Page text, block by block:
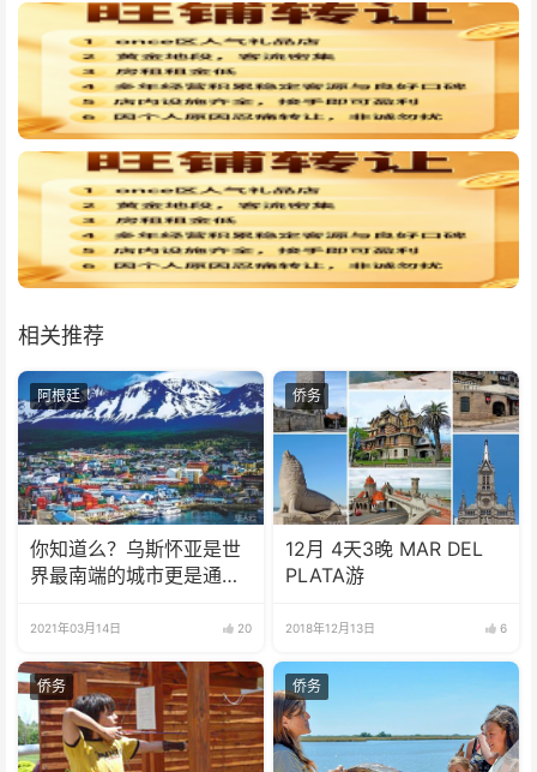
相关推荐
阿根廷
你知道么？乌斯怀亚是世
界最南端的城市更是通往
2021年03月14日 20
侨务
12月 4天3晚 MAR DEL
PLATA游
2018年12月13日 6
侨务 侨务